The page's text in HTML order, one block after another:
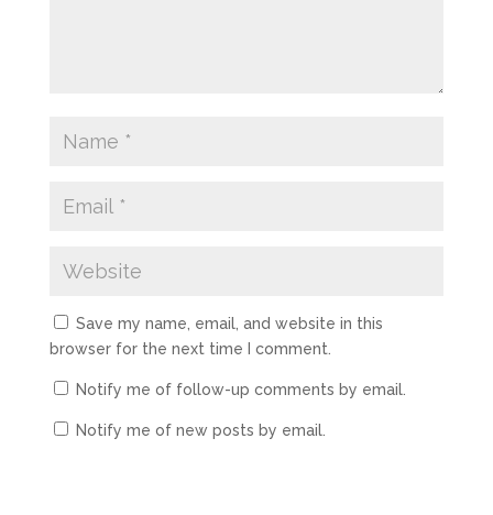
Save my name, email, and website in this
browser for the next time I comment.
Notify me of follow-up comments by email.
Notify me of new posts by email.